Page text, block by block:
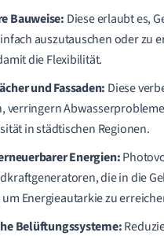
Bauweise: Diese erlaubt es,
auszutauschen oder zu
die Flexibilität.
und Fassaden: Diese
verringern
in städtischen Regionen.
Energien:
die in die
Energieautarkie zu
Belüftungssysteme: